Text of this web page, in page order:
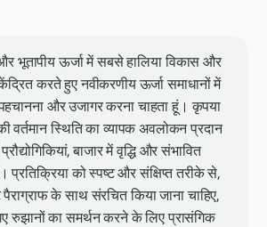
भूतापीय ऊर्जा में सबसे हालिया विकास और
करते हुए नवीकरणीय ऊर्जा समाधानों में
और उजागर करना चाहता हूं। कृपया
वर्तमान स्थिति का व्यापक अवलोकन प्रदान
बाजार में वृद्धि और संभावित
प्रतिक्रिया को स्पष्ट और संक्षिप्त तरीके से,
के साथ संरचित किया जाना चाहिए,
रुझानों का समर्थन करने के लिए प्रासंगिक